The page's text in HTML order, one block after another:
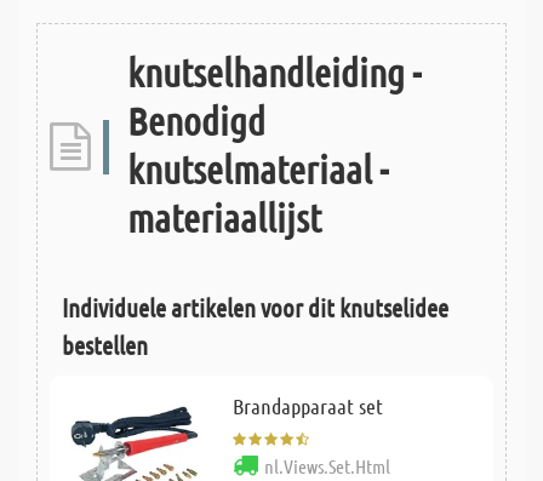
knutselhandleiding -
Benodigd
knutselmateriaal -
materiaallijst
Individuele artikelen voor dit knutselidee
bestellen
Brandapparaat set
nl.Views.Set.Html